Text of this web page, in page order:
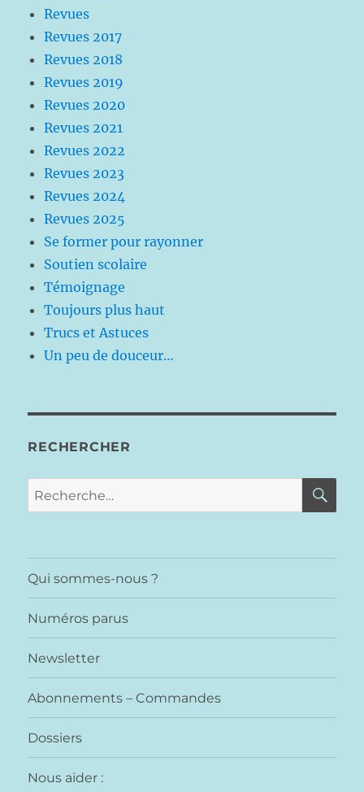
Revues
Revues 2017
Revues 2018
Revues 2019
Revues 2020
Revues 2021
Revues 2022
Revues 2023
Revues 2024
Revues 2025
Se former pour rayonner
Soutien scolaire
Témoignage
Toujours plus haut
Trucs et Astuces
Un peu de douceur…
RECHERCHER
Recherche
pour :
Qui sommes-nous ?
Numéros parus
Newsletter
Abonnements – Commandes
Dossiers
Nous aider :